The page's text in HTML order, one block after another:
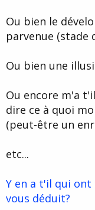
Ou bien le
parvenue
Ou bien une
Ou encore m'a
dire ce à quoi
(peut-être un
etc...
Y en a t'il qui ont
vous déduit?